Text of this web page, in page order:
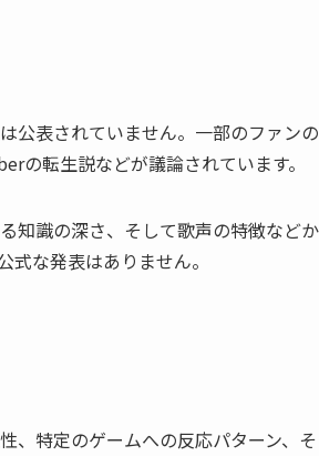
公表されていません。一部のファン
の転生説などが議論されています。
知識の深さ、そして歌声の特徴など
な発表はありません。
、特定のゲームへの反応パターン、